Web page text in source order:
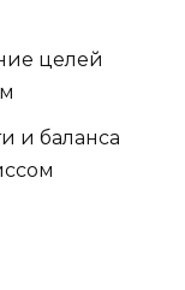
целей
и баланса